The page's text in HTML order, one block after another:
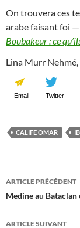
On trouvera ces
arabe faisant foi
Boubakeur : ce
Lina Murr
Email Twitter
CALIFE OMAR
Navigation
des
articles
ARTICLE PRÉCÉDENT
Medine au
ARTICLE SUIVANT